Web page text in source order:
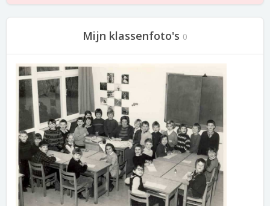
Mijn klassenfoto's 0